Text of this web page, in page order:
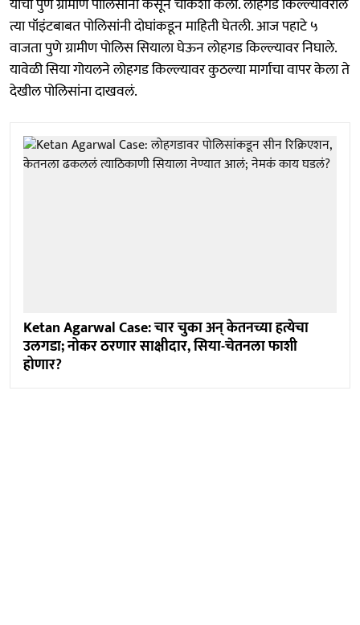
यांची पुणे ग्रामीण पोलिसांनी कसून चौकशी केली. लोहगड किल्ल्यावरील
त्या पॉइंटबाबत पोलिसांनी दोघांकडून माहिती घेतली. आज पहाटे ५
वाजता पुणे ग्रामीण पोलिस सियाला घेऊन लोहगड किल्ल्यावर निघाले.
यावेळी सिया गोयलने लोहगड किल्ल्यावर कुठल्या मार्गाचा वापर केला ते
देखील पोलिसांना दाखवलं.
Ketan Agarwal Case: चार चुका अन् केतनच्या हत्येचा
उलगडा; नोकर ठरणार साक्षीदार, सिया-चेतनला फाशी
होणार?